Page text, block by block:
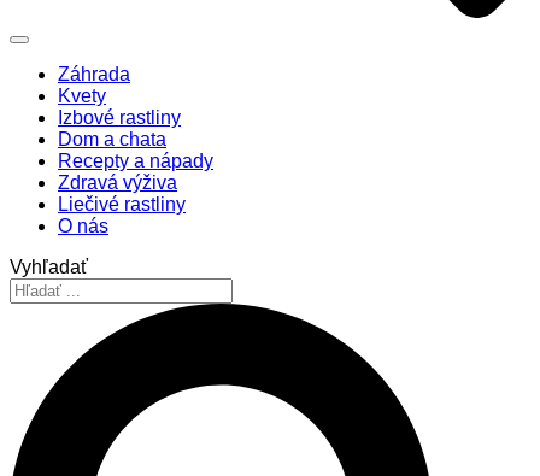
Záhrada
Kvety
Izbové rastliny
Dom a chata
Recepty a nápady
Zdravá výživa
Liečivé rastliny
O nás
Vyhľadať